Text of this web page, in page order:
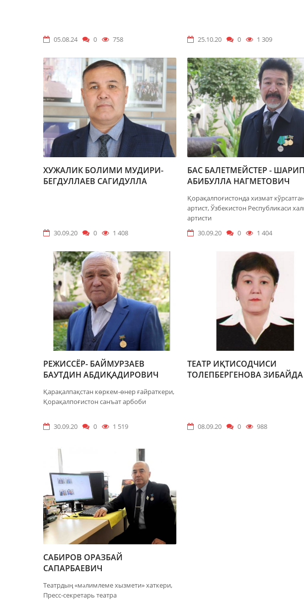
05.08.24 0 758 25.10.20 0 1 309
ХУЖАЛИК БОЛИМИ МУДИРИ-
БЕГДУЛЛАЕВ САГИДУЛЛА
30.09.20 0 1 408
БАС БАЛЕТМЕЙСТЕР -
АБИБУЛЛА НАГМЕТОВИЧ
Қорақалпоғистонда хизмат кỹрсатган
артист, Ўзбекистон Республикаси
артисти
30.09.20
0 1 404
РЕЖИССЁР- БАЙМУРЗАЕВ
БАУТДИН АБДИҚАДИРОВИЧ
Қарақалпақстан көркем-өнер ғайраткери,
Қорақалпоғистон санъат арбоби
30.09.20 0 1 519
ТЕАТР ИҚТИСОДЧИСИ
ТОЛЕПБЕРГЕНОВА ЗИБАЙДА
08.09.20 0 988
САБИРОВ ОРАЗБАЙ
САПАРБАЕВИЧ
Театрдың «мəлимлеме хызмети» хаткери,
Пресс-секретарь театра